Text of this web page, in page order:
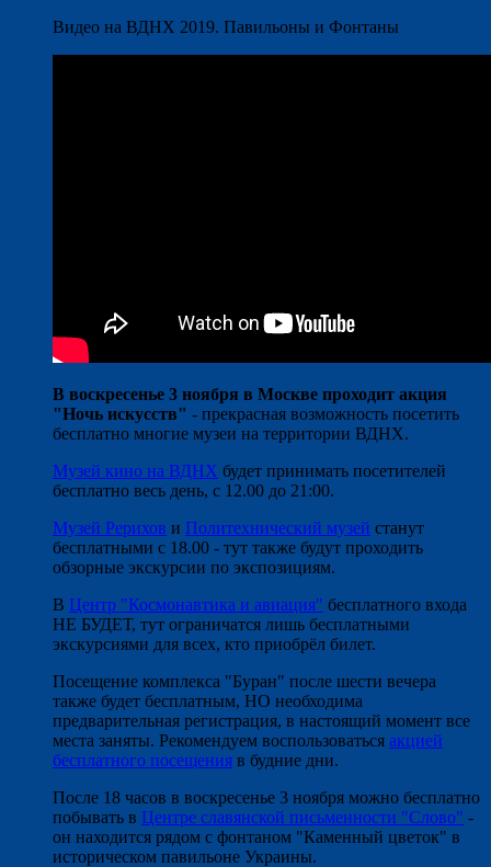
Видео на ВДНХ 2019. Павильоны и Фонтаны
В воскресенье 3 ноября в Москве проходит акция
"Ночь искусств" - прекрасная возможность посетить
бесплатно многие музеи на территории ВДНХ.
Музей кино на ВДНХ будет принимать посетителей
бесплатно весь день, с 12.00 до 21:00.
Музей Рерихов и Политехнический музей станут
бесплатными с 18.00 - тут также будут проходить
обзорные экскурсии по экспозициям.
В Центр "Космонавтика и авиация" бесплатного входа
НЕ БУДЕТ, тут ограничатся лишь бесплатными
экскурсиями для всех, кто приобрёл билет.
Посещение комплекса "Буран" после шести вечера
также будет бесплатным, НО необходима
предварительная регистрация, в настоящий момент все
места заняты. Рекомендуем воспользоваться акцией
бесплатного посещения в будние дни.
После 18 часов в воскресенье 3 ноября можно бесплатно
побывать в Центре славянской письменности "Слово" -
он находится рядом с фонтаном "Каменный цветок" в
историческом павильоне Украины.